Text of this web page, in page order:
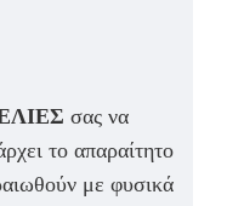
σας να
το απαραίτητο
με φυσικά